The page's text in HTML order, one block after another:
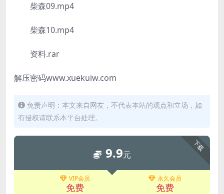
柴森09.mp4
柴森10.mp4
资料.rar
解压密码www.xuekuiw.com
免责声明：本文来自网友，不代表本站的观点和立场，如
有侵权请联系本平台处理。
下载
9.9元
VIP会员
免费
永久会员
免费